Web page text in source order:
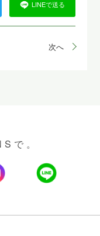
LINEで送る
次へ
で。